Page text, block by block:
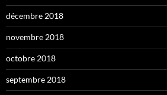
décembre 2018
novembre 2018
octobre 2018
septembre 2018